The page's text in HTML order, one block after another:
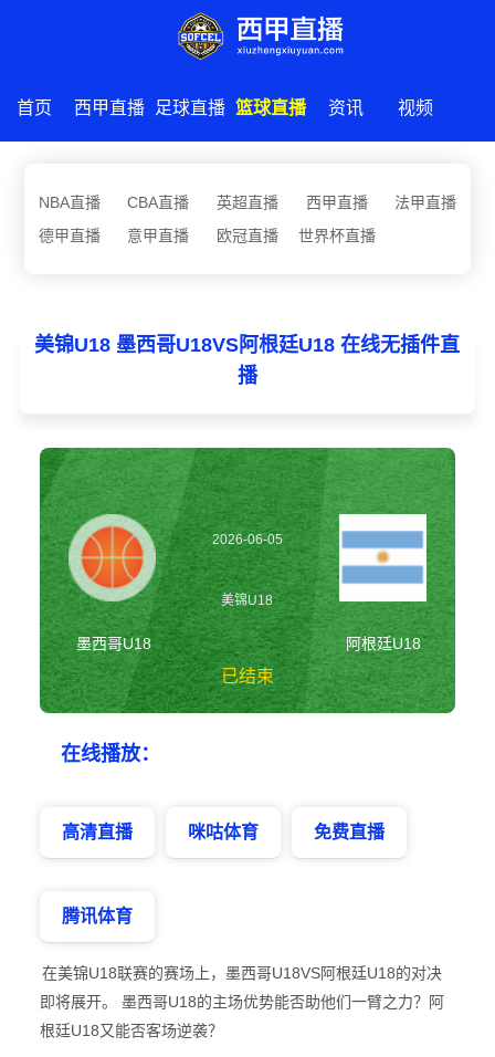
首页 西甲直播 足球直播 篮球直播 资讯 视频
NBA直播 CBA直播 英超直播 西甲直播
法甲直播
德甲直播
意甲直播 欧冠直播 世界杯直播
美锦U18 墨西哥U18VS阿根廷U18 在线无插件直
播
墨西哥U18
2026-06-05
10:00:00
美锦U18
已结束
阿根廷U18
在线播放：
高清直播 咪咕体育 免费直播
腾讯体育
在美锦U18联赛的赛场上，墨西哥U18VS阿根廷U18的对决
即将展开。 墨西哥U18的主场优势能否助他们一臂之力？阿
根廷U18又能否客场逆袭？